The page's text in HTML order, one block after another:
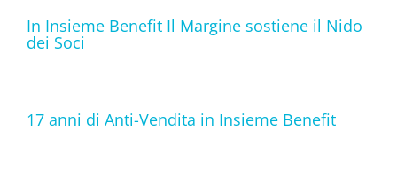
In Insieme Benefit Il Margine sostiene il Nido
dei Soci
17 anni di Anti-Vendita in Insieme Benefit